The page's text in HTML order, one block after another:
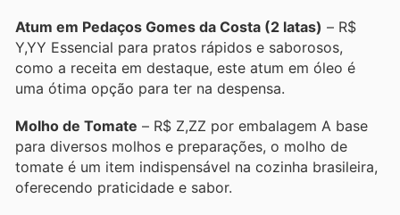
Atum em Pedaços Gomes da Costa (2 latas) – R$
Y,YY Essencial para pratos rápidos e saborosos,
como a receita em destaque, este atum em óleo é
uma ótima opção para ter na despensa.
Molho de Tomate – R$ Z,ZZ por embalagem A base
para diversos molhos e preparações, o molho de
tomate é um item indispensável na cozinha brasileira,
oferecendo praticidade e sabor.